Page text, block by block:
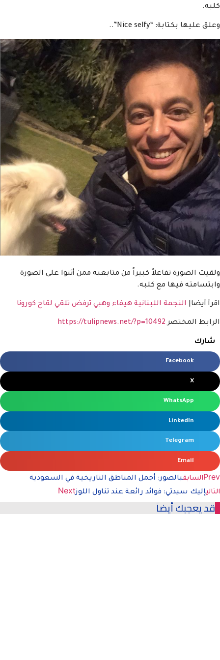
كلبه.
وعلق عليها بكتابة: “Nice selfy”..
ولقيت الصورة تفاعلاً كبيراً من متابعيه ممن أثنوا على الصورة
وابتسامته فيها مع كلبه.
اقرأ أيضا| النجمة اللبنانية هيفاء وهبي ترفض تلقي لقاح كورونا
الرابط المختصرhttps://tulipnews.net/?p=10492
شارك
Facebook
X
WhatsApp
LinkedIn
Telegram
Email
Prevالسابقبالصور: أجمل المناطق التاريخية في السعودية
التاليإليك سيدتي: فوائد رائعة عند تناول اللوزNext
قد يعجبك أيضاً